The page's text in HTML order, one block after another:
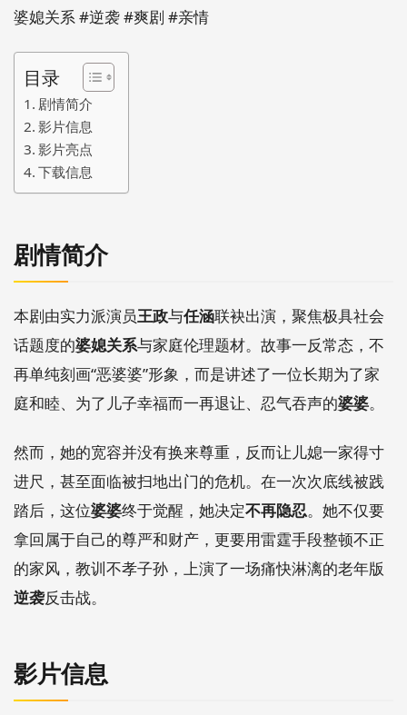
婆媳关系 #逆袭 #爽剧 #亲情
目录
剧情简介
影片信息
影片亮点
下载信息
剧情简介
本剧由实力派演员王政与任涵联袂出演， 聚焦极具社会
话题度的婆媳关系与家庭伦理题材。 故事一反常态， 不
再单纯刻画“恶婆婆”形象， 而是讲述了一位长期为了家
庭和睦、 为了儿子幸福而一再退让、 忍气吞声的婆婆。
然而， 她的宽容并没有换来尊重， 反而让儿媳一家得寸
进尺， 甚至面临被扫地出门的危机。 在一次次底线被践
踏后， 这位婆婆终于觉醒， 她决定不再隐忍。 她不仅要
拿回属于自己的尊严和财产， 更要用雷霆手段整顿不正
的家风， 教训不孝子孙， 上演了一场痛快淋漓的老年版
逆袭反击战。
影片信息